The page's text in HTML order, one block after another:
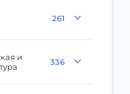
261
и
336